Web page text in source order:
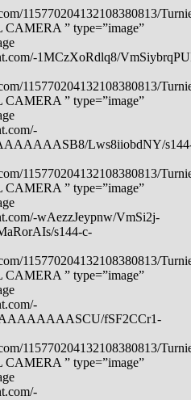
115770204132108380813/
” type=”image”
1MCzXoRdlq8/
115770204132108380813/
” type=”image”
Lws8iiobdNY/
115770204132108380813/
” type=”image”
wAezzJeypnw/VmSi2j-
s144-c-
115770204132108380813/
” type=”image”
fSF2CCr1-
115770204132108380813/
” type=”image”